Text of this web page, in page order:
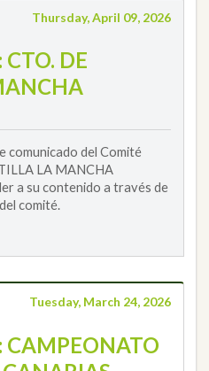
Thursday, April 09, 2026
DE
comunicado del Comité
LA MANCHA
a su contenido a través de
comité.
Tuesday, March 24, 2026